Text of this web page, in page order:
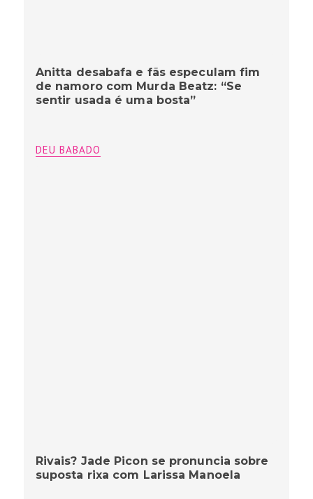
Anitta desabafa e fãs especulam fim
de namoro com Murda Beatz: “Se
sentir usada é uma bosta”
DEU BABADO
Rivais? Jade Picon se pronuncia sobre
suposta rixa com Larissa Manoela